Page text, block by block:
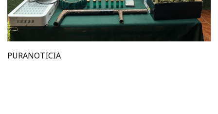
PURANOTICIA